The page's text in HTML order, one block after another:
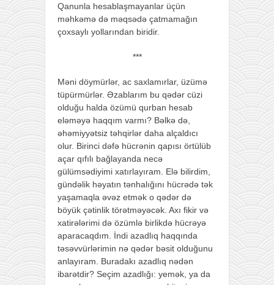
Qanunla hesablaşmayanlar üçün
məhkəmə də məqsədə çatmamağın
çoxsaylı yollarından biridir.
***
Məni döymürlər, ac saxlamırlar, üzümə
tüpürmürlər. Əzablarım bu qədər cüzi
olduğu halda özümü qurban hesab
eləməyə haqqım varmı? Bəlkə də,
əhəmiyyətsiz təhqirlər daha alçaldıcı
olur. Birinci dəfə hücrənin qapısı örtülüb
açar qıfılı bağlayanda necə
gülümsədiyimi xatırlayıram. Elə bilirdim,
gündəlik həyatın tənhalığını hücrədə tək
yaşamaqla əvəz etmək o qədər də
böyük çətinlik törətməyəcək. Axı fikir və
xatirələrimi də özümlə birlikdə hücrəyə
aparacaqdım. İndi azadlıq haqqında
təsəvvürlərimin nə qədər bəsit olduğunu
anlayıram. Buradakı azadlıq nədən
ibarətdir? Seçim azadlığı: yemək, ya da